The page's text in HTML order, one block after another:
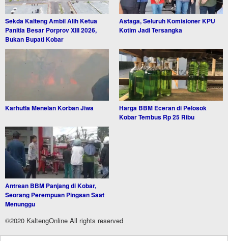
Sekda Kalteng Ambil Alih Ketua
Panitia Besar Porprov XIII 2026,
Bukan Bupati Kobar
Astaga, Seluruh Komisioner KPU
Kotim Jadi Tersangka
Karhutla Menelan Korban Jiwa
Harga BBM Eceran di Pelosok
Kobar Tembus Rp 25 Ribu
Antrean BBM Panjang di Kobar,
Seorang Perempuan Pingsan Saat
Menunggu
©2020 KaltengOnline All rights reserved